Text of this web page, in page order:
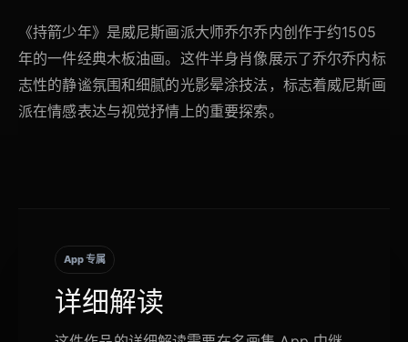
《持箭少年》是威尼斯画派大师乔尔乔内创作于约1505
年的一件经典木板油画。这件半身肖像展示了乔尔乔内标
志性的静谧氛围和细腻的光影晕涂技法，标志着威尼斯画
派在情感表达与视觉抒情上的重要探索。
App 专属
详细解读